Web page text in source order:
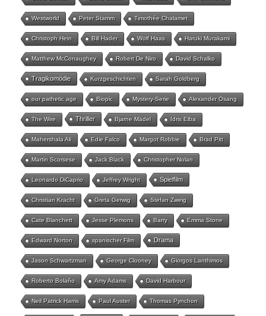
Westworld Peter Stamm Timothée Chalamet
Christoph Hein Bill Hader Wolf Haas Haruki Murakami
Matthew McConaughey Robert De Niro David Schalko
Tragikomödie Kurzgeschichten Sarah Goldberg
our pathetic age Biopic Mystery-Serie Alexander Osang
The Wire Thriller Bjarne Mädel Idris Elba
Mahershala Ali Edie Falco Margot Robbie Brad Pitt
Martin Scorsese Jack Black Christopher Nolan
Leonardo DiCaprio Jeffrey Wright Spielfilm
Christian Kracht Greta Gerwig Stefan Zweig
Cate Blanchett Jesse Plemons Barry Emma Stone
Edward Norton spanischer Film Drama
Jason Schwartzman George Clooney Giorgos Lanthimos
Roberto Bolaño Amy Adams David Harbour
Neil Patrick Harris Paul Auster Thomas Pynchon